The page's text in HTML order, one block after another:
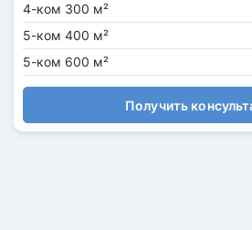
4-ком 300 м²
5-ком 400 м²
5-ком 600 м²
Получить